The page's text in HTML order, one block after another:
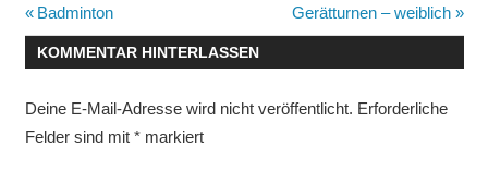
Beitragsnavigation
Vorheriger
Beitrag:
Badminton
Nächster
Beitrag:
Gerätturnen – weiblich
KOMMENTAR HINTERLASSEN
Deine E-Mail-Adresse wird nicht veröffentlicht. Erforderliche
Felder sind mit *markiert